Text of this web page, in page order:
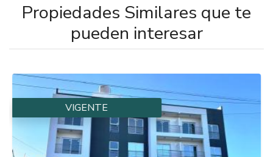
Propiedades Similares que te
pueden interesar
VIGENTE